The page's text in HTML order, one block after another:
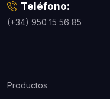
Teléfono:
(+34) 950 15 56 85
Productos